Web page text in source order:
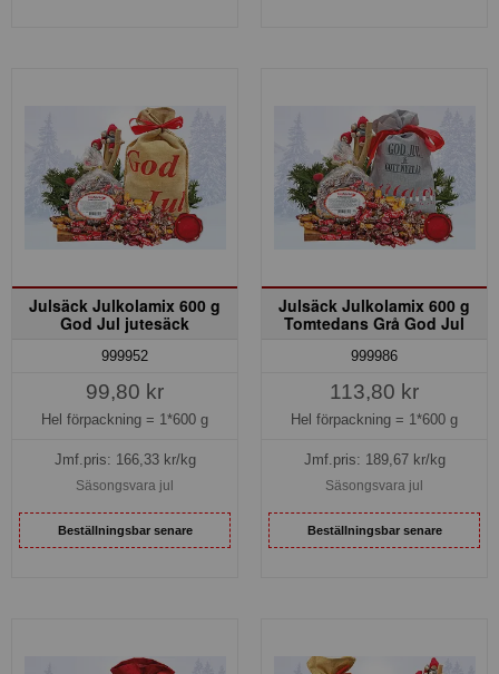
Julsäck Julkolamix 600 g
God Jul jutesäck
999952
99,80 kr
Hel förpackning = 1*600 g
Jmf.pris: 166,33kr/kg
Säsongsvara jul
Beställningsbar senare
Julsäck Julkolamix 600 g
Tomtedans Grå God Jul
999986
113,80 kr
Hel förpackning = 1*600 g
Jmf.pris: 189,67kr/kg
Säsongsvara jul
Beställningsbar senare